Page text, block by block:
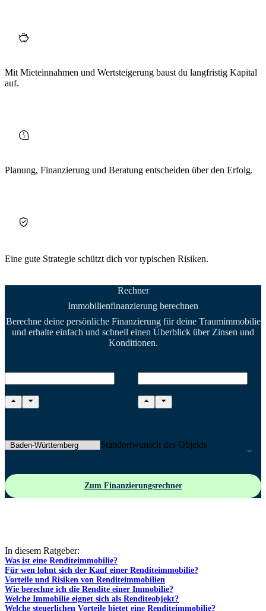
Mit Mieteinnahmen und Wertsteigerung baust du langfristig Kapital
auf.
Planung, Finanzierung und Beratung entscheiden über den Erfolg.
Eine gute Strategie schützt dich vor typischen Risiken.
Rechner
Immobilienfinanzierung berechnen
Berechne deine persönliche Finanzierung für deine Traumimmobilie
und erhalte einfach und schnell einen Überblick über Zinsen und
Konditionen.
Standortwunsch des Objekts
Zum Finanzierungsrechner
In diesem Ratgeber:
Was ist eine Renditeimmobilie?
Für wen lohnt sich der Kauf einer Renditeimmobilie?
Vorteile und Risiken von Renditeimmobilien
Wie berechne ich die Rendite einer Immobilie?
Welche Immobilie eignet sich als Renditeobjekt?
Welche steuerlichen Vorteile bietet eine Renditeimmobilie?